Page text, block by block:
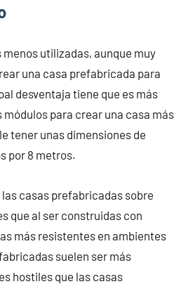
menos utilizadas, aunque muy
una casa prefabricada para
desventaja tiene que es más
para crear una casa más
tener unas dimensiones de
por 8 metros.
casas prefabricadas sobre
que al ser construidas con
más resistentes en ambientes
suelen ser más
hostiles que las casas